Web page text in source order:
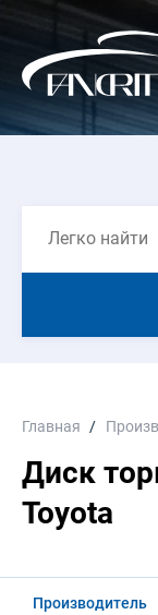
Главная
Диск
Toyota
Производитель